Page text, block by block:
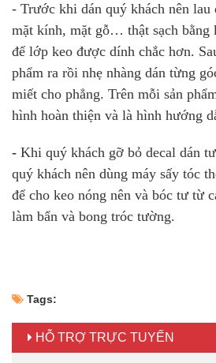
- Trước khi dán quý khách nên lau
mặt kính, mặt gỗ… thật sạch bằng
để lớp keo được dính chắc hơn.
phẩm ra rồi nhẹ nhàng dán từng
miết cho phẳng. Trên mỗi sản
hình hoàn thiện và là hình hướng
- Khi quý khách gỡ bỏ decal dán
quý khách nên dùng máy sấy tóc
để cho keo nóng nên và bóc tư từ
làm bẩn và bong tróc tường.
Tags:
HỖ TRỢ TRỰC TUYẾN